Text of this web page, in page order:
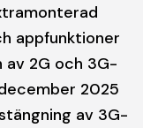
appfunktioner
av 2G och 3G-
2025
av 3G-